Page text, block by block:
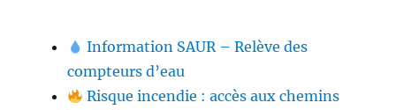
Information SAUR – Relève des
compteurs d’eau
Risque incendie : accès aux chemins